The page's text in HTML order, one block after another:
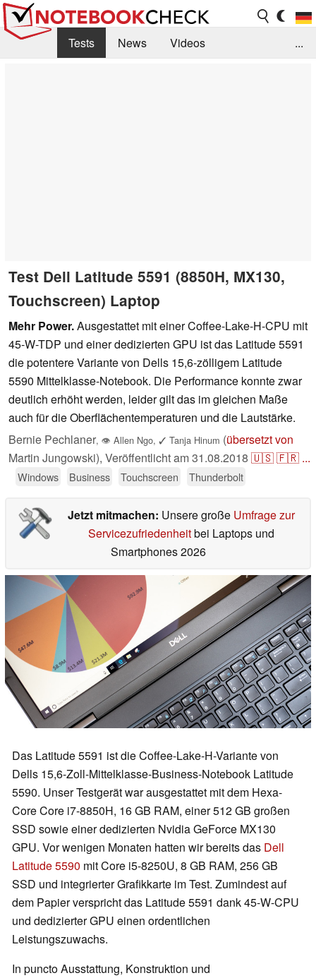
Tests News
Videos
...
Test Dell Latitude 5591 (8850H, MX130,
Touchscreen) Laptop
Mehr Power.Ausgestattet mit einer Coffee-Lake-H-CPU mit
45-W-TDP und einer dedizierten GPU ist das Latitude 5591
die potentere Variante von Dells 15,6-zölligem Latitude
5590 Mittelklasse-Notebook. Die Performance konnte zwar
deutlich erhöht werden, leider gilt das im gleichen Maße
auch für die Oberflächentemperaturen und die Lautstärke.
Bernie Pechlaner, 👁 Allen Ngo, ✓ Tanja Hinum (übersetzt von
Martin Jungowski), Veröffentlicht am31.08.2018 🇺🇸🇫🇷 ...
Windows Business Touchscreen Thunderbolt
Jetzt mitmachen: Unsere große Umfrage zur
Servicezufriedenheitbei Laptops und
Smartphones 2026
Das Latitude 5591 ist die Coffee-Lake-H-Variante von
Dells 15,6-Zoll-Mittelklasse-Business-Notebook Latitude
5590. Unser Testgerät war ausgestattet mit dem Hexa-
Core Core i7-8850H, 16 GB RAM, einer 512 GB großen
SSD sowie einer dedizierten Nvidia GeForce MX130
GPU. Vor wenigen Monaten hatten wir bereits das Dell
Latitude 5590 mit Core i5-8250U, 8 GB RAM, 256 GB
SSD und integrierter Grafikkarte im Test. Zumindest auf
dem Papier verspricht das Latitude 5591 dank 45-W-CPU
und dedizierter GPU einen ordentlichen
Leistungszuwachs.
In puncto Ausstattung, Konstruktion und